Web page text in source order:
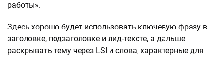
работы».
Здесь хорошо будет использовать ключевую фразу в
заголовке, подзаголовке и лид-тексте, а дальше
раскрывать тему через LSI и слова, характерные для